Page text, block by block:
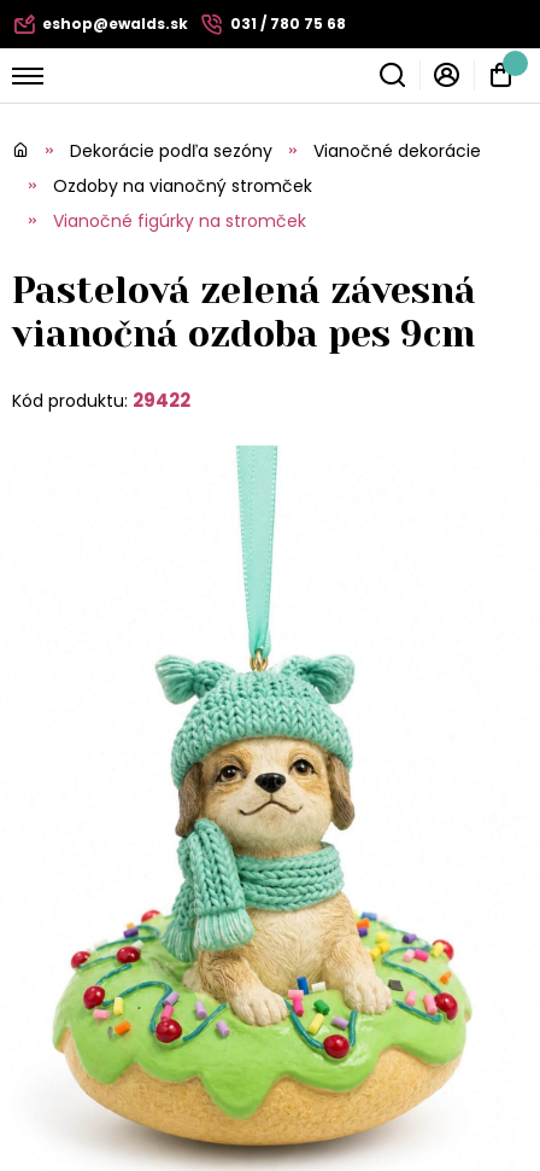
eshop@ewalds.sk 031 / 780 75 68
Dekorácie podľa sezóny
Vianočné dekorácie
Ozdoby na vianočný stromček
Vianočné figúrky na stromček
Pastelová zelená závesná
vianočná ozdoba pes 9cm
Kód produktu: 29422